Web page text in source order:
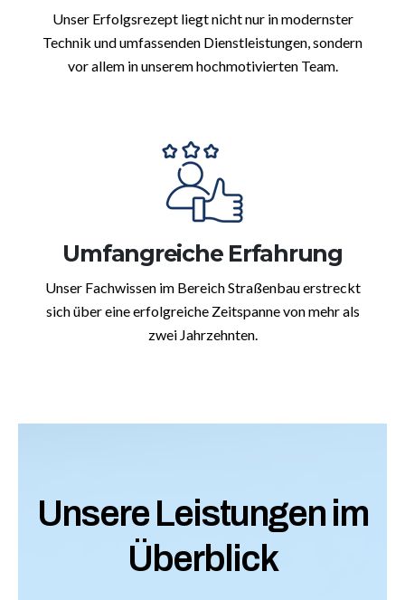
Unser Erfolgsrezept liegt nicht nur in modernster
Technik und umfassenden Dienstleistungen, sondern
vor allem in unserem hochmotivierten Team.
Umfangreiche Erfahrung
Unser Fachwissen im Bereich Straßenbau erstreckt
sich über eine erfolgreiche Zeitspanne von mehr als
zwei Jahrzehnten.
Unsere Leistungen im
Überblick